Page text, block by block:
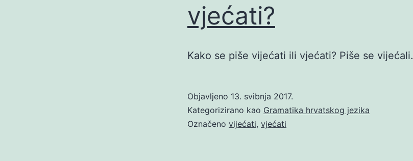
vjećati?
Kako se piše vijećati ili vjećati? Piše se vijećali.
Objavljeno 13. svibnja 2017.
Kategorizirano kao Gramatika hrvatskog jezika
Označeno vijećati, vjećati